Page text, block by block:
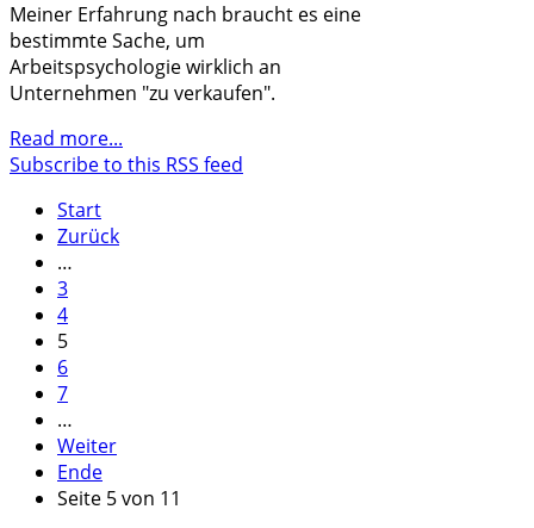
Meiner Erfahrung nach braucht es eine
bestimmte Sache, um
Arbeitspsychologie wirklich an
Unternehmen "zu verkaufen".
Read more...
Subscribe to this RSS feed
Start
Zurück
…
3
4
5
6
7
…
Weiter
Ende
Seite 5 von 11